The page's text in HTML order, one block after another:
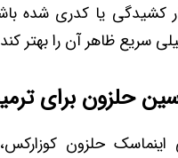
کشیدگی یا کدری شده
سریع ظاهر آن را بهتر
حلزون برای
اینماسک حلزون